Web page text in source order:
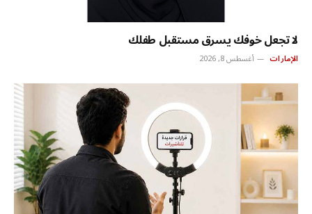
لا تجعل خوفك يسرق مستقبل طفلك
الإمارات أغسطس 8, 2026